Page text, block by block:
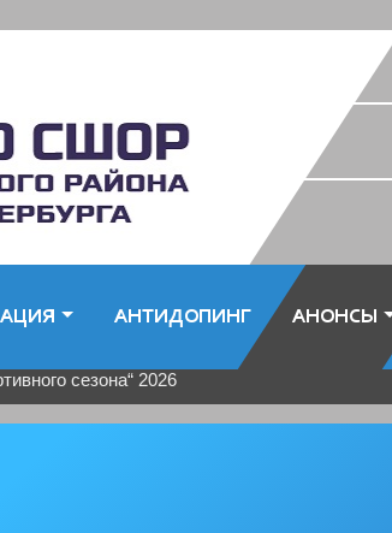
АНТИДОПИНГ АНОНСЫ
сезона“ 2026